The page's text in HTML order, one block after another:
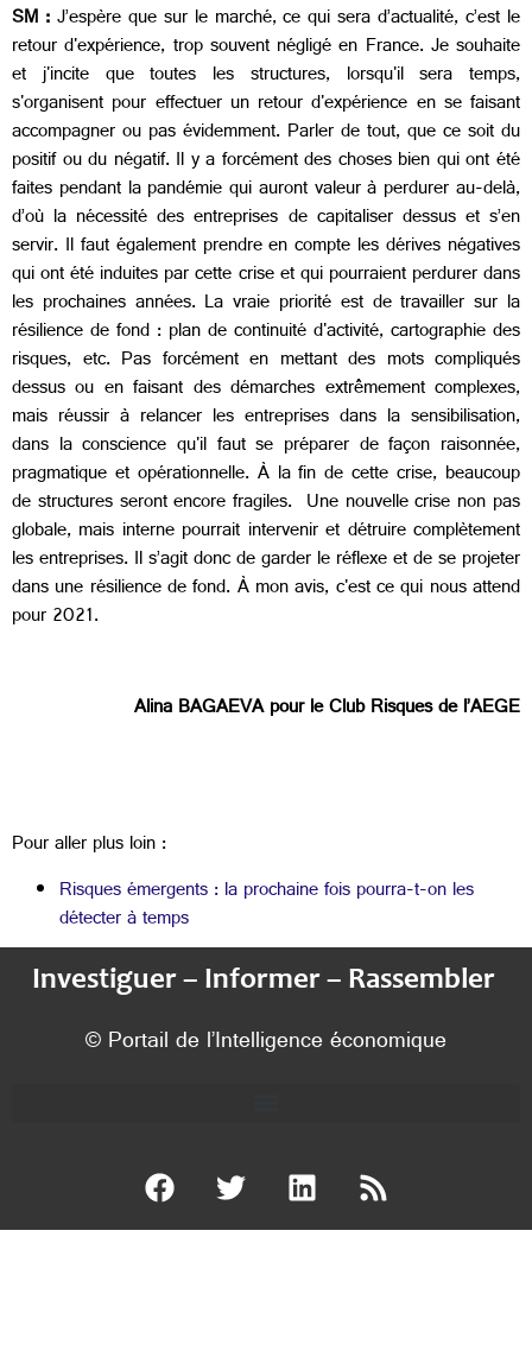
SM :J’espère que sur le marché, ce qui sera d’actualité, c’est le
retour d'expérience, trop souvent négligé en France. Je souhaite
et j'incite que toutes les structures, lorsqu'il sera temps,
s'organisent pour effectuer un retour d'expérience en se faisant
accompagner ou pas évidemment. Parler de tout, que ce soit du
positif ou du négatif. Il y a forcément des choses bien qui ont été
faites pendant la pandémie qui auront valeur à perdurer au-delà,
d’où la nécessité des entreprises de capitaliser dessus et s’en
servir. Il faut également prendre en compte les dérives négatives
qui ont été induites par cette crise et qui pourraient perdurer dans
les prochaines années. La vraie priorité est de travailler sur la
résilience de fond : plan de continuité d'activité, cartographie des
risques, etc. Pas forcément en mettant des mots compliqués
dessus ou en faisant des démarches extrêmement complexes,
mais réussir à relancer les entreprises dans la sensibilisation,
dans la conscience qu'il faut se préparer de façon raisonnée,
pragmatique et opérationnelle. À la fin de cette crise, beaucoup
de structures seront encore fragiles. Une nouvelle crise non pas
globale, mais interne pourrait intervenir et détruire complètement
les entreprises. Il s’agit donc de garder le réflexe et de se projeter
dans une résilience de fond. À mon avis, c'est ce qui nous attend
pour 2021.
Alina BAGAEVA pour le Club Risques de l’AEGE
Pour aller plus loin :
Risques émergents : la prochaine fois pourra-t-on les
détecter à temps
Investiguer – Informer – Rassembler
© Portail de l’Intelligence économique